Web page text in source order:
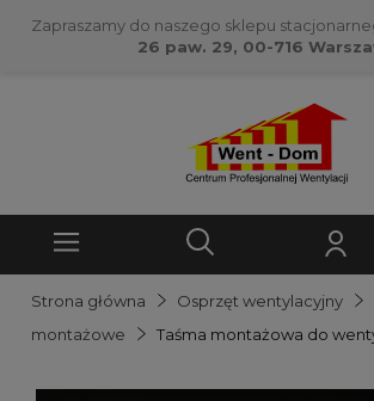
Zapraszamy do naszego sklepu
26 paw. 29, 00-716
Strona główna Osprzęt wentylacyjny
montażowe
Taśma montażowa do